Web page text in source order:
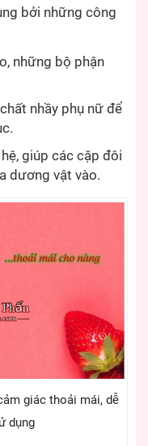
bởi những công
những bộ phận
nhầy phụ nữ để
giúp các cặp đôi
dương vật vào.
giác thoải mái, dễ
dụng